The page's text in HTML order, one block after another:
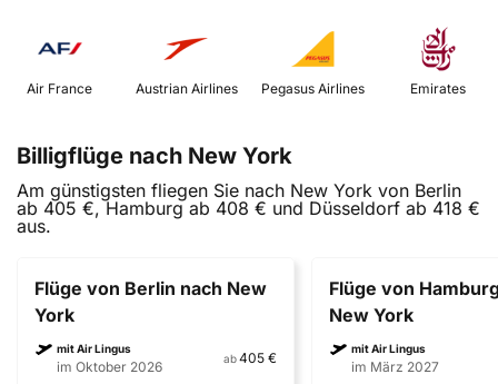
Air France Austrian Airlines Emirates
Billigflüge nach New York
Am günstigsten fliegen Sie nach New York von Berlin
ab 405 €, Hamburg ab 408 € und Düsseldorf ab 418 €
aus.
Flüge von Berlin nach New
York
mit Air Lingus
im Oktober 2026
ab405 €
Flüge von
New York
mit Air Lingus
im März 2027